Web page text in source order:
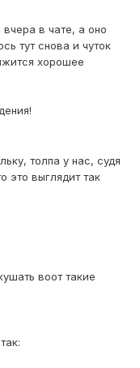
в чате, а оно
тут снова и чуток
хорошее
толпа у нас, судя
это выглядит так
воот такие